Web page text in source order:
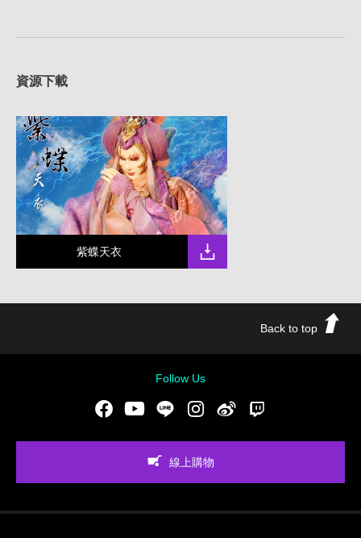
資源下載
紫蝶天衣
Back to top
Follow Us
FacebookYoutubeLINE Instgram新浪微博
線上購物